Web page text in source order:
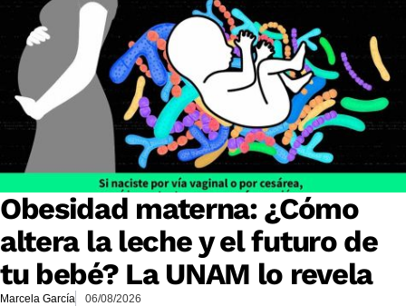
Obesidad materna: ¿Cómo
altera la leche y el futuro de
tu bebé? La UNAM lo revela
Marcela García 06/08/2026